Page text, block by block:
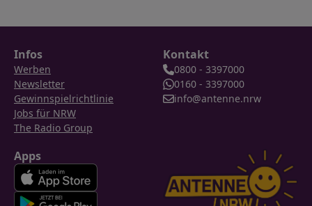
Infos
Werben
Newsletter
Gewinnspielrichtlinie
Jobs für NRW
The Radio Group
Kontakt
0800 - 3397000
0160 - 3397000
info@antenne.nrw
Apps